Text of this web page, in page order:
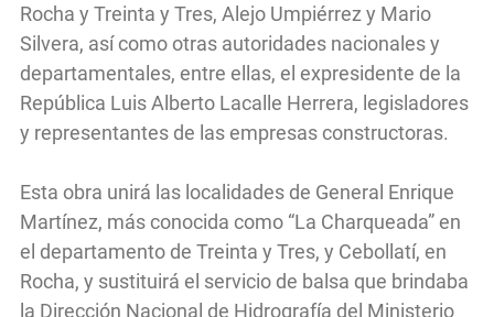
Rocha y Treinta y Tres, Alejo Umpiérrez y Mario
Silvera, así como otras autoridades nacionales y
departamentales, entre ellas, el expresidente de la
República Luis Alberto Lacalle Herrera, legisladores
y representantes de las empresas constructoras.
Esta obra unirá las localidades de General Enrique
Martínez, más conocida como “La Charqueada” en
el departamento de Treinta y Tres, y Cebollatí, en
Rocha, y sustituirá el servicio de balsa que brindaba
la Dirección Nacional de Hidrografía del Ministerio